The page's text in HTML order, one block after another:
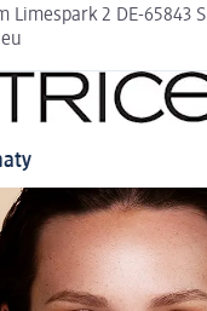
Limespark 2 DE-65843